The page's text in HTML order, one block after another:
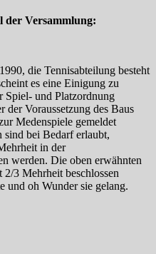
der Versammlung:
die Tennisabteilung besteht
es eine Einigung zu
Spiel- und Platzordnung
der Voraussetzung des Baus
Medenspiele gemeldet
sind bei Bedarf erlaubt,
in der
werden. Die oben erwähnten
3 Mehrheit beschlossen
und oh Wunder sie gelang.